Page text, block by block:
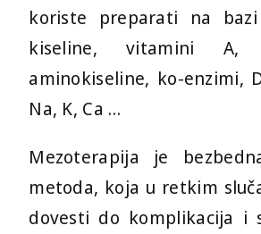
koriste preparati na bazi
kiseline, vitamini
aminokiseline, ko-enzimi,
Na, K, Ca …
Mezoterapija je
metoda, koja u retkim
dovesti do komplikacija i